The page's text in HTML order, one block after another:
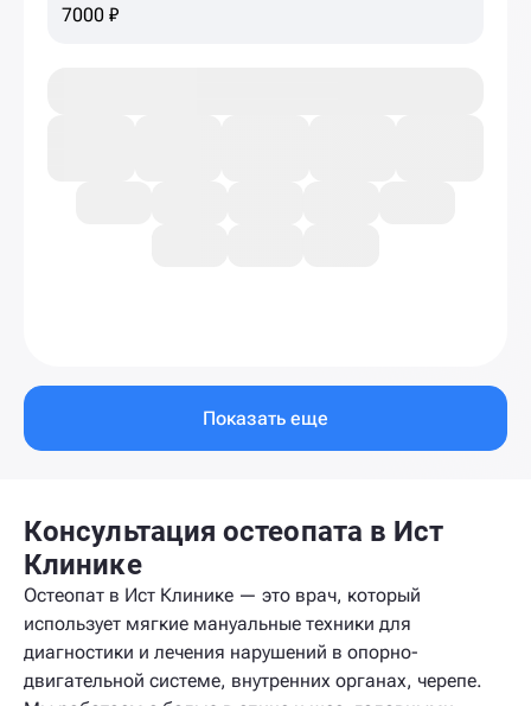
7000 ₽
Показать еще
Консультация остеопата в Ист
Клинике
Остеопат в Ист Клинике — это врач, который
использует мягкие мануальные техники для
диагностики и лечения нарушений в опорно-
двигательной системе, внутренних органах, черепе.